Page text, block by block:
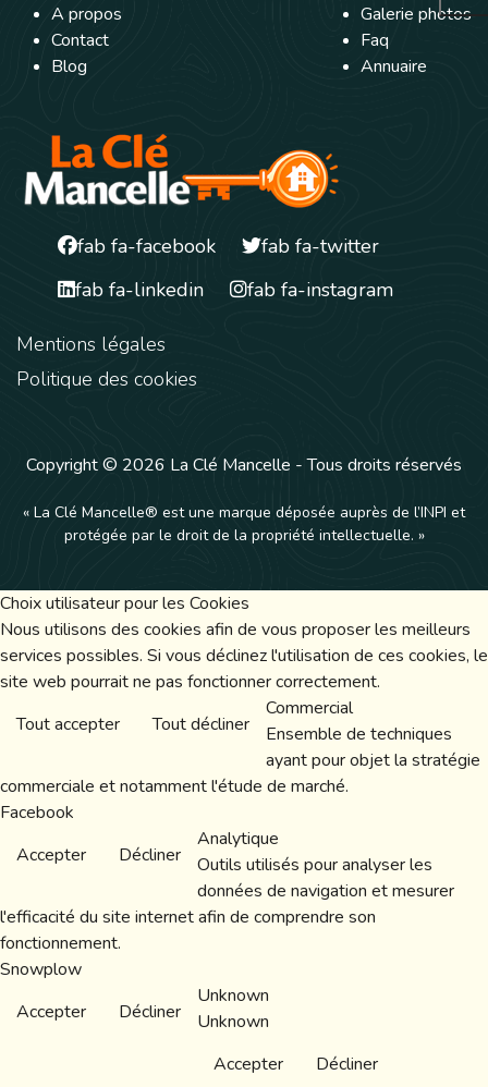
A propos
Contact
Blog
Galerie photos
Faq
Annuaire
fab fa-facebook
fab fa-twitter
fab fa-linkedin
fab fa-instagram
Mentions légales
Politique des cookies
Copyright © 2026 La Clé Mancelle - Tous droits réservés
« La Clé Mancelle® est une marque déposée auprès de l’INPI et
protégée par le droit de la propriété intellectuelle. »
Choix utilisateur pour les Cookies
Nous utilisons des cookies afin de vous proposer les meilleurs
services possibles. Si vous déclinez l'utilisation de ces cookies, le
site web pourrait ne pas fonctionner correctement.
Tout accepter
Tout décliner
Commercial
Ensemble de techniques
ayant pour objet la stratégie
commerciale et notamment l'étude de marché.
Facebook
Accepter
Décliner
Analytique
Outils utilisés pour analyser les
données de navigation et mesurer
l'efficacité du site internet afin de comprendre son
fonctionnement.
Snowplow
Accepter
Décliner
Unknown
Unknown
Accepter
Décliner